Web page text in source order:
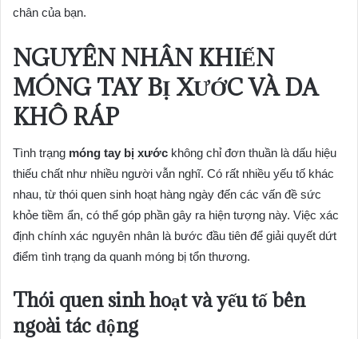
chân của bạn.
NGUYÊN NHÂN KHIẾN
MÓNG TAY BỊ XƯỚC VÀ DA
KHÔ RÁP
Tình trạng móng tay bị xước không chỉ đơn thuần là dấu hiệu
thiếu chất như nhiều người vẫn nghĩ. Có rất nhiều yếu tố khác
nhau, từ thói quen sinh hoạt hàng ngày đến các vấn đề sức
khỏe tiềm ẩn, có thể góp phần gây ra hiện tượng này. Việc xác
định chính xác nguyên nhân là bước đầu tiên để giải quyết dứt
điểm tình trạng da quanh móng bị tổn thương.
Thói quen sinh hoạt và yếu tố bên
ngoài tác động